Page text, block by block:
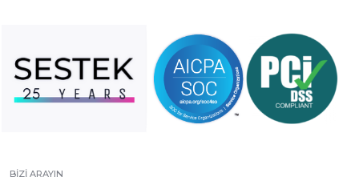
BIZI ARAYIN